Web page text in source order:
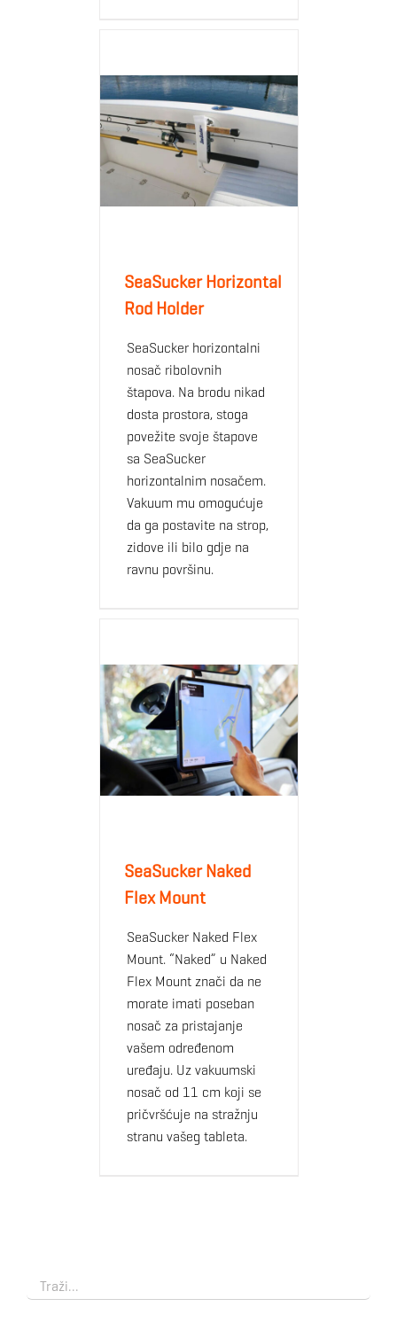
SeaSucker Horizontal
Rod Holder
SeaSucker horizontalni
nosač ribolovnih
štapova. Na brodu nikad
dosta prostora, stoga
povežite svoje štapove
sa SeaSucker
horizontalnim nosačem.
Vakuum mu omogućuje
da ga postavite na strop,
zidove ili bilo gdje na
ravnu površinu.
SeaSucker Naked
Flex Mount
SeaSucker Naked Flex
Mount. “Naked” u Naked
Flex Mount znači da ne
morate imati poseban
nosač za pristajanje
vašem određenom
uređaju. Uz vakuumski
nosač od 11 cm koji se
pričvršćuje na stražnju
stranu vašeg tableta.